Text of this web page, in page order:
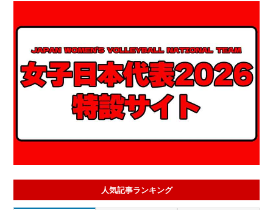
人気記事ランキング